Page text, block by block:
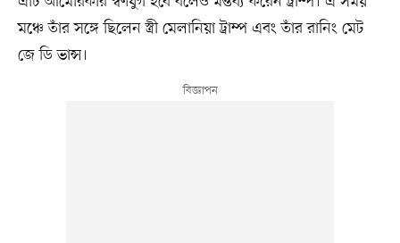
মঞ্চে তাঁর সঙ্গে ছিলেন স্ত্রী মেলানিয়া ট্রাম্প এবং তাঁর রানিং মেট
জে ডি ভান্স।